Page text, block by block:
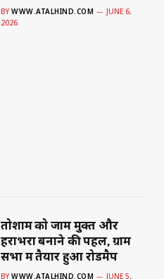
BY WWW.ATALHIND.COM
JUNE 6,
2026
तोशाम को जाम मुक्त और
हराभरा बनाने की पहल, ग्राम
सभा में तैयार हुआ रोडमैप
BY WWW.ATALHIND.COM
JUNE 5,